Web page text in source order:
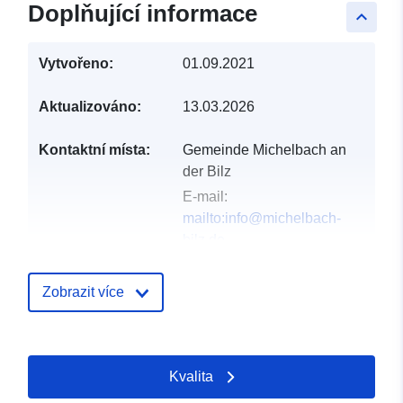
keyboard_arrow_up
Doplňující informace
Vytvořeno: 01.09.2021
Aktualizováno: 13.03.2026
Kontaktní místa:
Gemeinde Michelbach an
der Bilz
E-mail:
mailto:info@michelbach-
http://www.michelbach-
bilz.de
Zobrazit více
Kvalita